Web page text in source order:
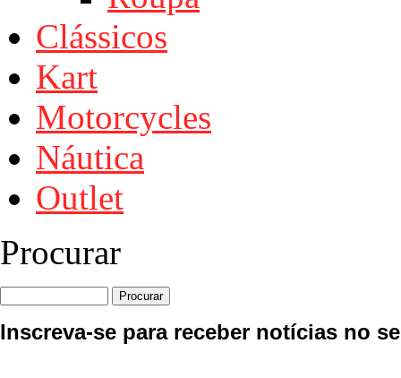
Clássicos
Kart
Motorcycles
Náutica
Outlet
Procurar
Inscreva-se para receber notícias no